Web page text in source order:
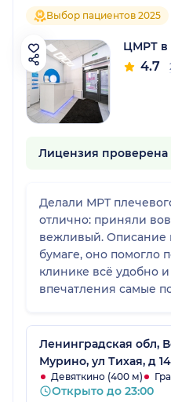
Выбор пациентов 2025
ЦМРТ в
4.7
Лицензия проверена
Делали МРТ
отлично: приняли
вежливый. Описание
бумаге, оно помогло
клинике всё удобно
впечатления самые
Ленинградская обл,
Мурино, ул Тихая, д 14
Девяткино (400 м)
Открыто до 23:00